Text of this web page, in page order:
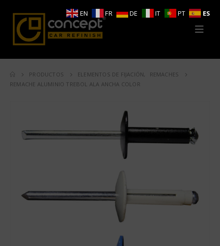
PRODUCTOS ELEMENTOS DE FIJACIÓN,
REMACHES
REMACHE ALUMINIO TREBOL ALA ANCHA COLOR
EN FR DE IT PT ES